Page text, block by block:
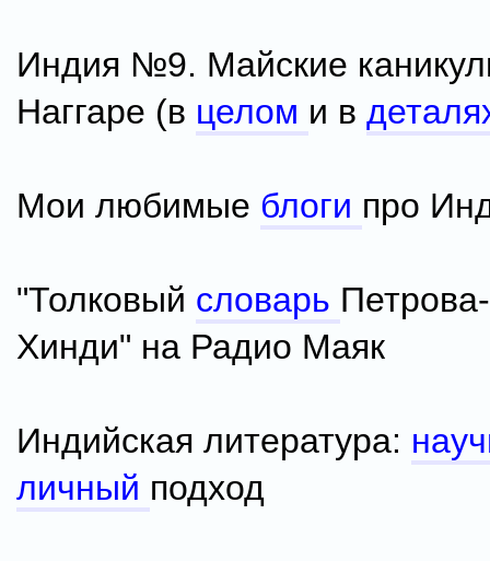
Индия №9. Майские
Наггаре (в целом и в
Мои любимые блоги про
"Толковый словарь
Хинди" на Радио Маяк
Индийская литература:
личный подход